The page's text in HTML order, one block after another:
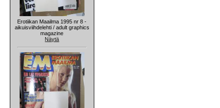
Erotiikan Maailma 1995 nr 8 -
aikuisviihdelehti / adult graphics
magazine
Näytä